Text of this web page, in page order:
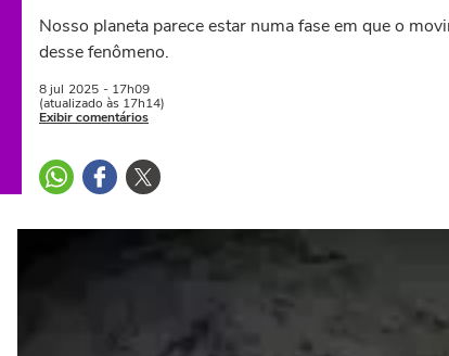
Nosso planeta parece estar numa fase em que o
desse fenômeno.
8 jul 2025 - 17h09
(atualizado às 17h14)
Exibir comentários